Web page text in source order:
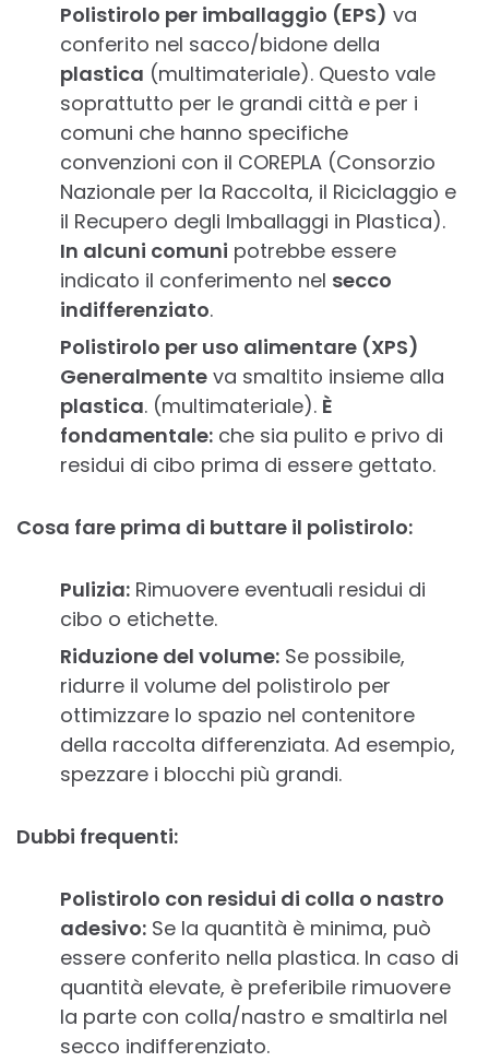
Polistirolo per imballaggio (EPS) va
conferito nel sacco/bidone della
plastica (multimateriale). Questo vale
soprattutto per le grandi città e per i
comuni che hanno specifiche
convenzioni con il COREPLA (Consorzio
Nazionale per la Raccolta, il Riciclaggio e
il Recupero degli Imballaggi in Plastica).
In alcuni comuni potrebbe essere
indicato il conferimento nel secco
indifferenziato.
Polistirolo per uso alimentare (XPS)
Generalmente va smaltito insieme alla
plastica. (multimateriale). È
fondamentale: che sia pulito e privo di
residui di cibo prima di essere gettato.
Cosa fare prima di buttare il polistirolo:
Pulizia: Rimuovere eventuali residui di
cibo o etichette.
Riduzione del volume: Se possibile,
ridurre il volume del polistirolo per
ottimizzare lo spazio nel contenitore
della raccolta differenziata. Ad esempio,
spezzare i blocchi più grandi.
Dubbi frequenti:
Polistirolo con residui di colla o nastro
adesivo: Se la quantità è minima, può
essere conferito nella plastica. In caso di
quantità elevate, è preferibile rimuovere
la parte con colla/nastro e smaltirla nel
secco indifferenziato.